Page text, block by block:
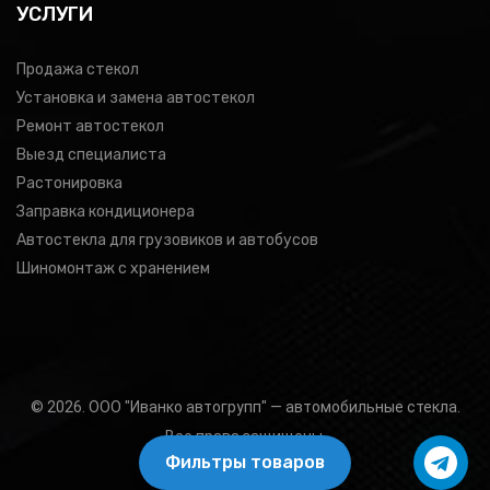
Подбор товара
Фильтры товаров
УСЛУГИ
Продажа стекол
Установка и замена автостекол
Ремонт автостекол
Выезд специалиста
Растонировка
Заправка кондиционера
Автостекла для грузовиков и автобусов
Шиномонтаж с хранением
© 2026. ООО "Иванко автогрупп" — автомобильные стекла.
Все права защищены.